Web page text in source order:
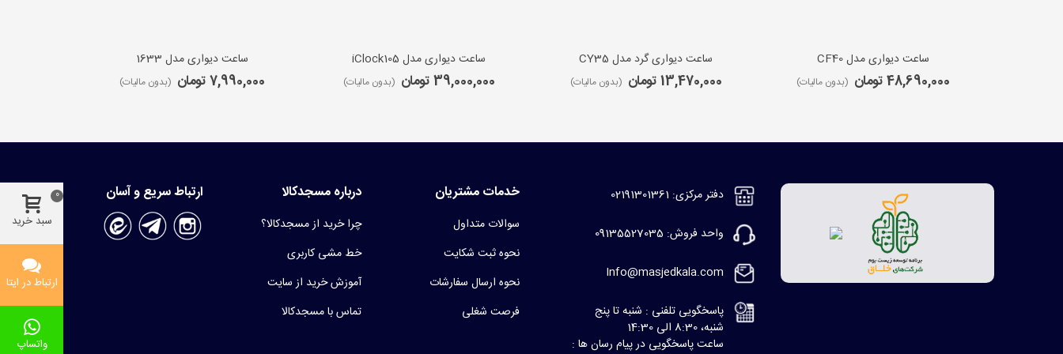
ساعت دیواری مدل CF40
48,690,000 تومان (بدون مالیات)
ساعت دیواری گرد مدل CY35
13,470,000 تومان (بدون مالیات)
ساعت دیواری مدل iClock105
39,000,000 تومان (بدون مالیات)
ساعت دیواری مدل 1633
7,990,000 تومان (بدون مالیات)
دفتر مرکزی: 02191301361
واحد فروش: 09135527035
Info@masjedkala.com
پاسخگویی تلفنی : شنبه تا پنج
شنبه، 8:30 الی 14:30
ساعت پاسخگویی در پیام رسان ها :
خدمات مشتریان
سوالات متداول
نحوه ثبت شکایت
نحوه ارسال سفارشات
فرصت شغلی
درباره مسجدکالا
چرا خرید از مسجدکالا؟
خط مشی کاربری
آموزش خرید از سایت
تماس با مسجدکالا
ارتباط سریع و آسان
سبد خرید
0
ارتباط در ایتا
واتساپ